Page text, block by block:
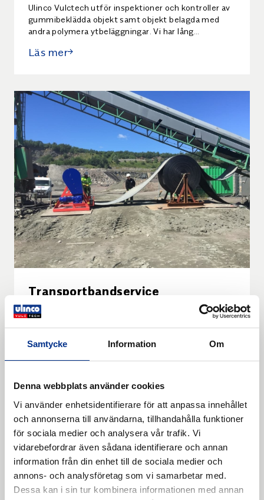
Samtycke Information Om
Denna webbplats använder cookies
Vi använder enhetsidentifierare för att anpassa innehållet
och annonserna till användarna, tillhandahålla funktioner
för sociala medier och analysera vår trafik. Vi
vidarebefordrar även sådana identifierare och annan
information från din enhet till de sociala medier och
annons- och analysföretag som vi samarbetar med.
Dessa kan i sin tur kombinera informationen med annan
Ulinco Vulctech utför inspektioner och kontroller av
gummibeklädda objekt samt objekt belagda med
andra polymera ytbeläggningar. Vi har lång
objekt.
Läs mer
Transportbandservice
Vi servar samtliga förekommande varumärken av
transportörskomponenter som behöver servas eller
bytas. Det stora utbudet av transportband, tillbehör,
hjälpa dig med din transportbandservice.